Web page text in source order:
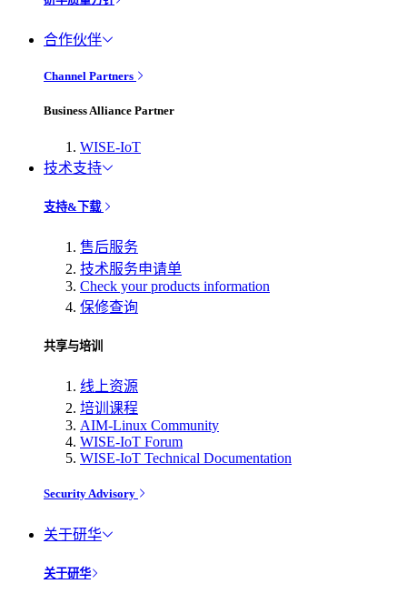
合作伙伴
Channel Partners
Business Alliance Partner
WISE-IoT
技术支持
支持&下载
售后服务
技术服务申请单
Check your products information
保修查询
共享与培训
线上资源
培训课程
AIM-Linux Community
WISE-IoT Forum
WISE-IoT Technical Documentation
Security Advisory
关于研华
关于研华